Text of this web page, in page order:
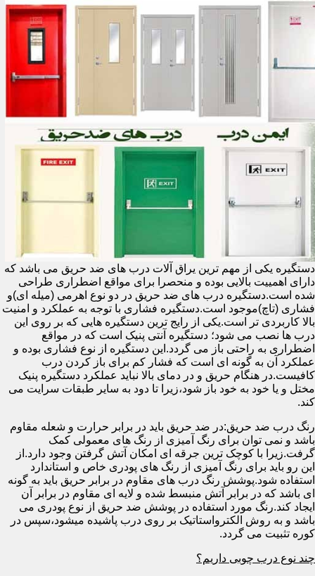
دستگیره یکی از مهم ترین یراق آلات درب های ضد حریق می باشد که
دارای اهمییت بالایی بوده و منحصرا برای مواقع اضطراری طراحی
شده است.دستگیره درب های ضد حریق در دو نوع اهرمی (میله ای)و
فشاری (تاچ)موجود است.دستگیره فشاری با توجه به عملکرد و امنیت
بالا کاربردی تر است.یکی از رایج ترین دستگیره هایی که بر روی این
درب ها نصب می شود؛ دستگیره آنتی پنیک است که در مواقع
اضطراری به راحتی باز می گردد.این دستگیره از نوع فشاری بوده و
عملکرد آن به گونه ای است که فشار کم برای باز کردن درب
کافیست.در هنگام حریق و در دمای بالا نباید عملکرد دستگیره پنیک
مختل و یا خود به خود باز شود،زیرا تا دود به سایر طبقات سرایت می
کند.
رنگ درب ضد حریق:در ضد حریق باید در برابر حرارت و شعله مقاوم
باشد و نمی توان برای رنگ آمیزی از رنگ های معمولی کمک
گرفت.زیرا با کوچک ترین جرقه ای امکان آتش گرفتن وجود دارد.از
این رو باید برای رنگ آمیزی از رنگ های پودری خاص و استاندارد
استفاده شود.پوشش رنگ درب های مقاوم در برابر حریق باید به گونه
ای باشد که در برابر آتش منبسط شده و لایه ای مقاوم در برابر آن
ایجاد کند.رنگ مورد استفاده در پوشش ضد حریق از نوع پودری می
باشد و به روش الکترواستاتیک بر روی درب پاشیده میشود،سپس در
کوره تثبیت می گردد.
چند نوع درب چوبی داریم؟